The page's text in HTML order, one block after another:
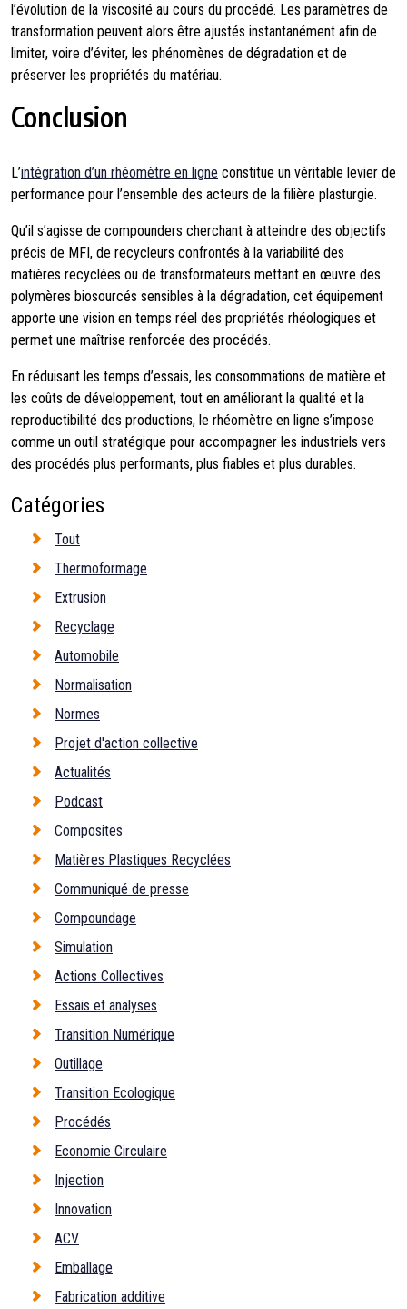
l’évolution de la viscosité au cours du procédé. Les paramètres de
transformation peuvent alors être ajustés instantanément afin de
limiter, voire d’éviter, les phénomènes de dégradation et de
préserver les propriétés du matériau.
Conclusion
L’intégration d’un rhéomètre en ligne constitue un véritable levier de
performance pour l’ensemble des acteurs de la filière plasturgie.
Qu’il s’agisse de compounders cherchant à atteindre des objectifs
précis de MFI, de recycleurs confrontés à la variabilité des
matières recyclées ou de transformateurs mettant en œuvre des
polymères biosourcés sensibles à la dégradation, cet équipement
apporte une vision en temps réel des propriétés rhéologiques et
permet une maîtrise renforcée des procédés.
En réduisant les temps d’essais, les consommations de matière et
les coûts de développement, tout en améliorant la qualité et la
reproductibilité des productions, le rhéomètre en ligne s’impose
comme un outil stratégique pour accompagner les industriels vers
des procédés plus performants, plus fiables et plus durables.
Catégories
Tout
Thermoformage
Extrusion
Recyclage
Automobile
Normalisation
Normes
Projet d'action collective
Actualités
Podcast
Composites
Matières Plastiques Recyclées
Communiqué de presse
Compoundage
Simulation
Actions Collectives
Essais et analyses
Transition Numérique
Outillage
Transition Ecologique
Procédés
Economie Circulaire
Injection
Innovation
ACV
Emballage
Fabrication additive